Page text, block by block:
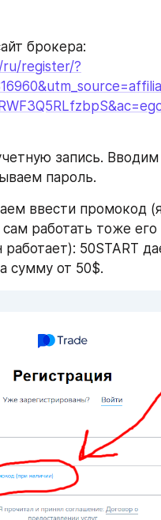
register/?
запись.
пароль.
ввести промокод
работать тоже его
работает): 50START
сумму от 50$.